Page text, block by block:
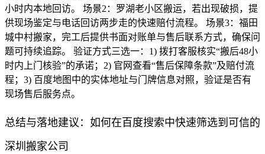
小时内本地回访。 场景2：罗湖老小区搬运，若出现破损，提
供现场鉴定与电话回访两步走的快速赔付流程。 场景3：福田
城中村搬家，完工后提供书面对账单与售后联系方式，确保问
题可持续追踪。 验证方式三选一：1) 拨打客服核实“搬后48小
时内上门核验”的承诺；2) 官网查看“售后保障条款”及赔付流
程；3) 百度地图中的实体地址与门牌信息对照，验证是否有
现场售后服务点。
总结与落地建议：如何在百度搜索中快速筛选到可信的
深圳搬家公司